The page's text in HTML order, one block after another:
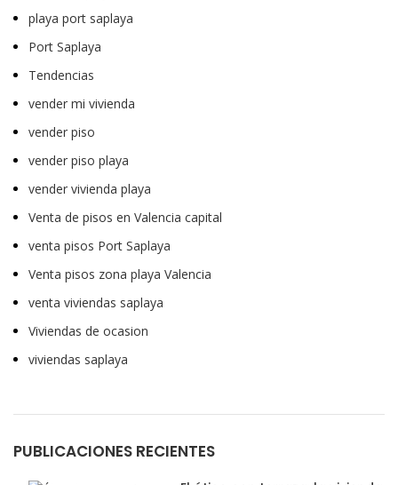
playa port saplaya
Port Saplaya
Tendencias
vender mi vivienda
vender piso
vender piso playa
vender vivienda playa
Venta de pisos en Valencia capital
venta pisos Port Saplaya
Venta pisos zona playa Valencia
venta viviendas saplaya
Viviendas de ocasion
viviendas saplaya
PUBLICACIONES RECIENTES